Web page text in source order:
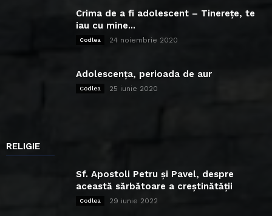
Crima de a fi adolescent – Tinerețe, te
iau cu mine...
Codlea 24 noiembrie 2020
Adolescența, perioada de aur
Codlea 25 iunie 2020
RELIGIE
Sf. Apostoli Petru și Pavel, despre
această sărbătoare a creștinătății
Codlea 29 iunie 2022